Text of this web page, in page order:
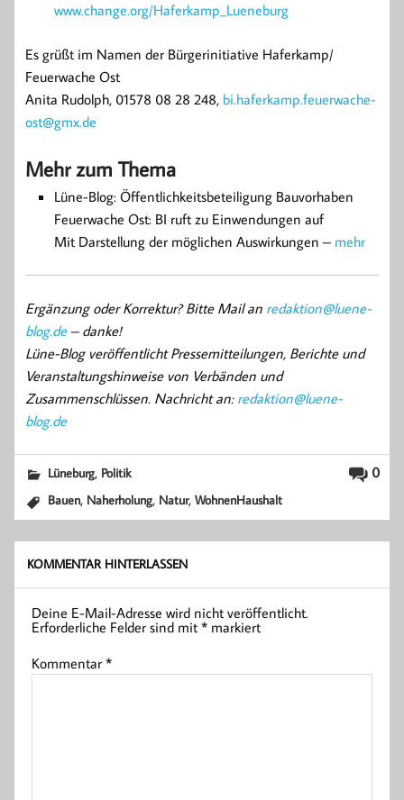
www.change.org/Haferkamp_Lueneburg
Es grüßt im Namen der Bürgerinitiative Haferkamp/
Feuerwache Ost
Anita Rudolph, 01578 08 28 248, bi.haferkamp.feuerwache-
ost@gmx.de
Mehr zum Thema
Lüne-Blog: Öffentlichkeitsbeteiligung Bauvorhaben
Feuerwache Ost: BI ruft zu Einwendungen auf
Mit Darstellung der möglichen Auswirkungen – mehr
Ergänzung oder Korrektur? Bitte Mail an redaktion@luene-
blog.de– danke!
Lüne-Blog veröffentlicht Pressemitteilungen, Berichte und
Veranstaltungshinweise von Verbänden und
Zusammenschlüssen. Nachricht an: redaktion@luene-
blog.de
0
Lüneburg, Politik
Bauen, Naherholung, Natur,WohnenHaushalt
KOMMENTAR HINTERLASSEN
Deine E-Mail-Adresse wird nicht veröffentlicht.
Erforderliche Felder sind mit* markiert
Kommentar*